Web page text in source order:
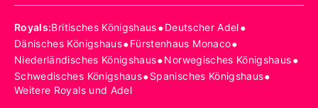
Royals:Britisches Königshaus•Deutscher Adel•
Dänisches Königshaus•Fürstenhaus Monaco•
Niederländisches Königshaus•Norwegisches Königshaus•
Schwedisches Königshaus•Spanisches Königshaus•
Weitere Royals und Adel